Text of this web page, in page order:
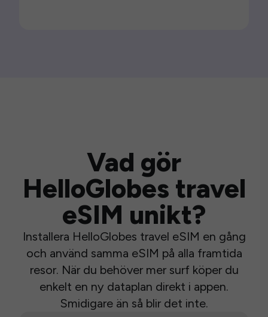
Vad gör
HelloGlobes travel
eSIM unikt?
Installera HelloGlobes travel eSIM en gång
och använd samma eSIM på alla framtida
resor. När du behöver mer surf köper du
enkelt en ny dataplan direkt i appen.
Smidigare än så blir det inte.